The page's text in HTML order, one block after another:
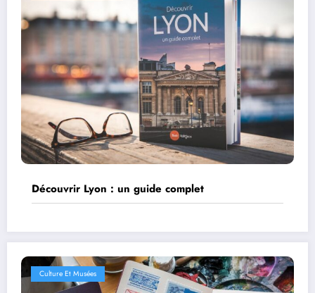
Découvrir Lyon : un guide complet
Culture Et Musées